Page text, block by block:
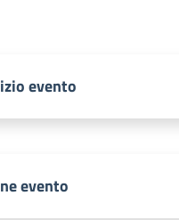
evento
evento